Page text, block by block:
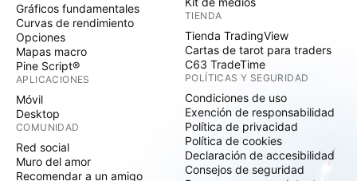
Gráficos fundamentales
Curvas de rendimiento
Opciones
Mapas macro
Pine Script®
APLICACIONES
Móvil
Desktop
COMUNIDAD
Red social
Muro del amor
Recomendar a un amigo
TIENDA
Tienda TradingView
Cartas de tarot para traders
C63 TradeTime
POLÍTICAS Y SEGURIDAD
Condiciones de uso
Exención de responsabilidad
Política de privacidad
Política de cookies
Declaración de accesibilidad
Consejos de seguridad